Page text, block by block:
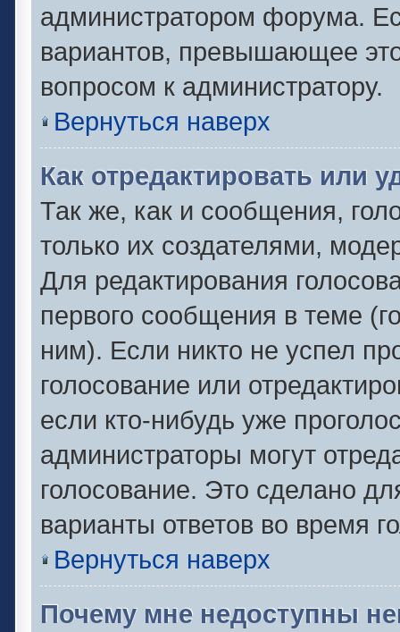
администратором форума.
вариантов, превышающее
вопросом к администратору.
Вернуться наверх
Как отредактировать или
Так же, как и сообщения,
только их создателями,
Для редактирования
первого сообщения в теме
ним). Если никто не успел
голосование или
если кто-нибудь уже
администраторы могут
голосование. Это сделано
варианты ответов во время
Вернуться наверх
Почему мне недоступны